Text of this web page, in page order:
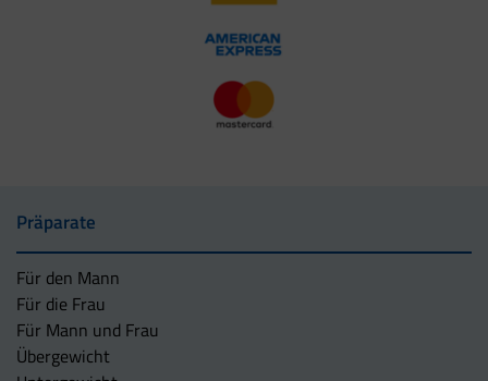
Präparate
Für den Mann
Für die Frau
Für Mann und Frau
Übergewicht